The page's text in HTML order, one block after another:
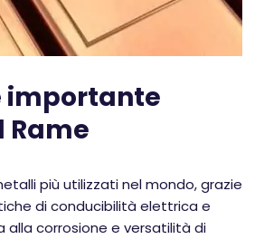
importante
Rame
più utilizzati nel mondo, grazie
di conducibilità elettrica e
alla corrosione e versatilità di